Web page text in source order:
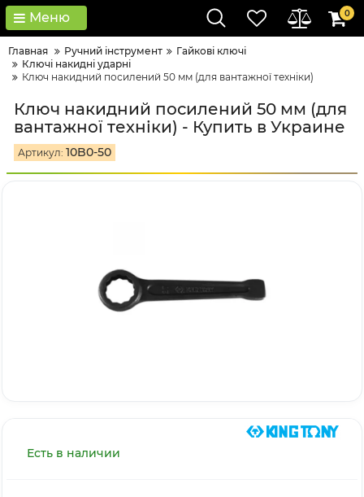
Меню 0
Главная Ручний інструмент
Гайкові ключі
Ключі накидні ударні
Ключ накидний посилений 50 мм (для вантажної техніки)
Ключ накидний посилений 50 мм (для
вантажної техніки) - Купить в Украине
Артикул: 10B0-50
Есть в наличии